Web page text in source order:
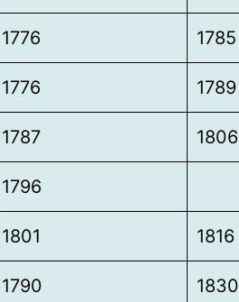
1776 1785
1776 1789
1787 1806
1796
1801 1816
1790 1830